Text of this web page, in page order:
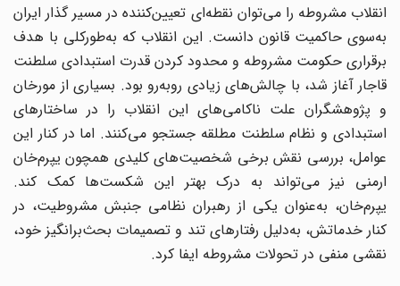
انقلاب مشروطه را می‌توان نقطه‌ای تعیین‌کننده در مسیر گذار ایران
به‌سوی حاکمیت قانون دانست. این انقلاب که به‌طور‌کلی با هدف
برقراری حکومت مشروطه و محدود کردن قدرت استبدادی سلطنت
قاجار آغاز شد، با چالش‌های زیادی روبه‌رو بود. بسیاری از مورخان
و پژوهشگران علت ناکامی‌های این انقلاب را در ساختارهای
استبدادی و نظام سلطنت مطلقه جستجو می‌کنند. اما در کنار این
عوامل، بررسی نقش برخی شخصیت‌های کلیدی همچون یپرم‌خان
ارمنی نیز می‌تواند به درک بهتر این شکست‌ها کمک کند.
یپرم‌خان، به‌عنوان یکی از رهبران نظامی جنبش مشروطیت، در
کنار خدماتش، به‌دلیل رفتارهای تند و تصمیمات بحث‌برانگیز خود،
نقشی منفی در تحولات مشروطه ایفا کرد.